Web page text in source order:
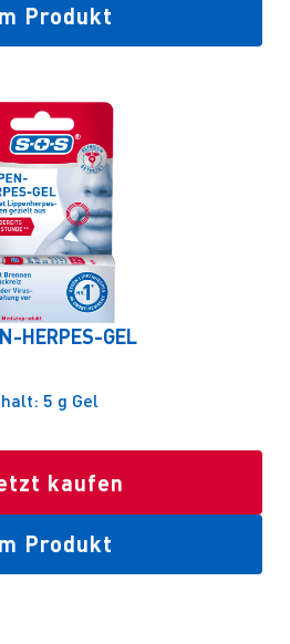
Produkt
HERPES-GEL
5 g Gel
kaufen
Produkt